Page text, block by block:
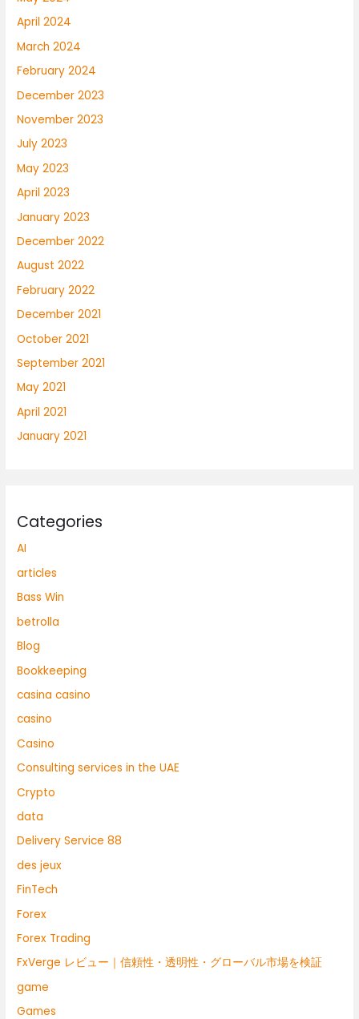
April 2024
March 2024
February 2024
December 2023
November 2023
July 2023
May 2023
April 2023
January 2023
December 2022
August 2022
February 2022
December 2021
October 2021
September 2021
May 2021
April 2021
January 2021
Categories
AI
articles
Bass Win
betrolla
Blog
Bookkeeping
casina casino
casino
Casino
Consulting services in the UAE
Crypto
data
Delivery Service 88
des jeux
FinTech
Forex
Forex Trading
FxVerge レビュー｜信頼性・透明性・グローバル市場を検証
game
Games